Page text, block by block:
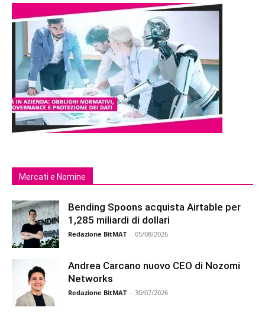
Mercati e Nomine
Bending Spoons acquista Airtable per
1,285 miliardi di dollari
Redazione BitMAT - 05/08/2026
Andrea Carcano nuovo CEO di Nozomi
Networks
Redazione BitMAT - 30/07/2026